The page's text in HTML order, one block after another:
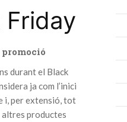
durant el Black
ja com l’inici
i, per extensió, tot
altres productes